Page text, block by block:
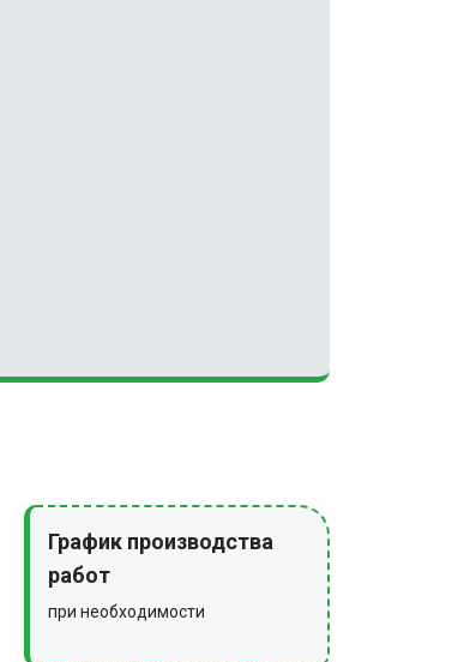
График производства
работ
при необходимости